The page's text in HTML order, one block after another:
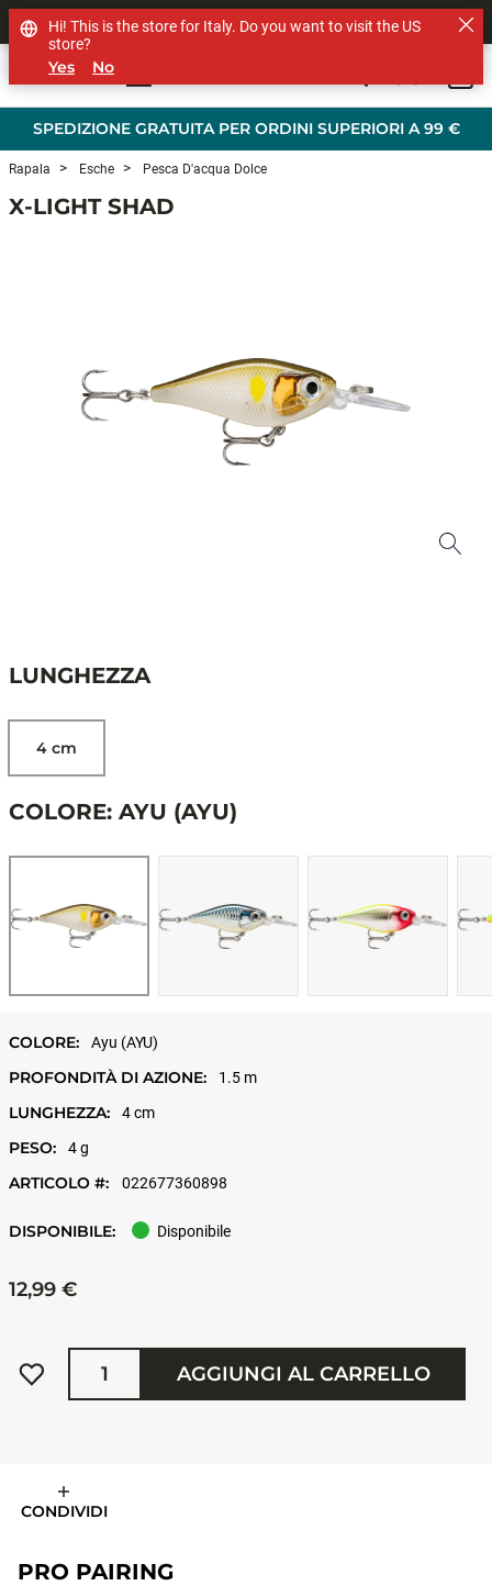
SPEDIZIONE GRATUITA PER ORDINI SUPERIORI A 99 €
SHOP OTHER BRANDS
Rapala Esche Pesca D'acqua Dolce
X-LIGHT SHAD
LUNGHEZZA
4 cm
COLORE: AYU (AYU)
COLORE: Ayu (AYU)
PROFONDITÀ DI AZIONE: 1.5 m
LUNGHEZZA: 4 cm
PESO: 4 g
ARTICOLO #: 022677360898
DISPONIBILE: Disponibile
12,99 €
Quantità
AGGIUNGI AL CARRELLO
CONDIVIDI
PRO PAIRING
Hi! This is the store for Italy. Do you want to visit the US
store?
Yes No